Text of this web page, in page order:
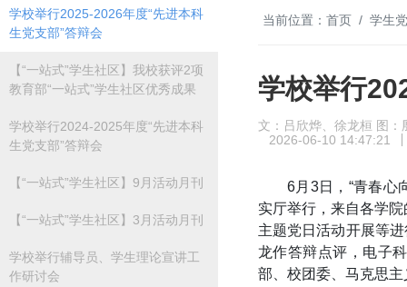
学校举行2025-2026年度“先进本科
生党支部”答辩会
【“一站式”学生社区】我校获评2项
教育部“一站式”学生社区优秀成果
学校举行2024-2025年度“先进本科
生党支部”答辩会
【“一站式”学生社区】9月活动月刊
【“一站式”学生社区】3月活动月刊
学校举行辅导员、学生理论宣讲工
作研讨会
当前位置： 首页 学生
学校举行
文：吕欣烨、徐龙桓 图：
2026-06-10 14:47:21
6月3日，“青春心
实厅举行，来自各学
主题党日活动开展等
龙作答辩点评，电子
部、校团委、马克思